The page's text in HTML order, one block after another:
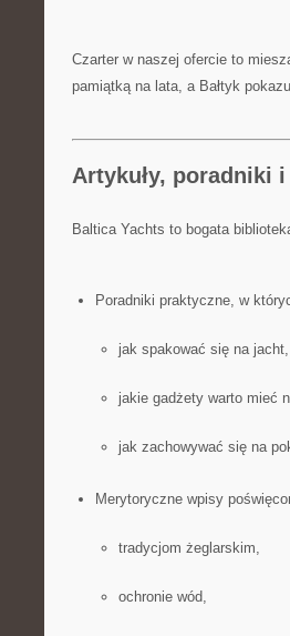
Czarter w naszej ofercie to
pamiątką na lata, a Bałtyk
Artykuły, poradniki
Baltica Yachts to bogata
Poradniki praktyczne, w
jak spakować się na jacht,
jakie gadżety warto mieć
jak zachowywać się na
Merytoryczne wpisy
tradycjom żeglarskim,
ochronie wód,